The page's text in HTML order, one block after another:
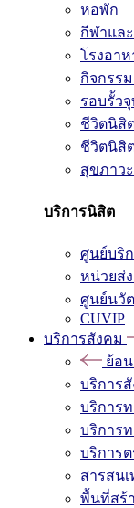
หอพัก
กีฬาแล
โรงอาห
กิจกรร
รอบรั้ว
ชีวิตนิสิ
ชีวิตนิสิ
สุขภาว
บริการนิสิต
ศูนย์บริ
หน่วยส่
ศูนย์นวัต
CUVIP
บริการสังคม
ย้อ
บริการ
บริการ
บริการ
บริการ
สารสน
พื้นที่สร้